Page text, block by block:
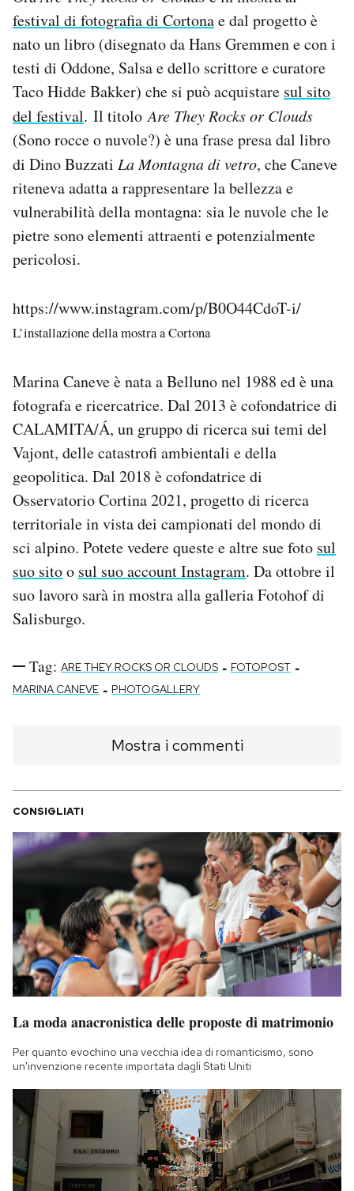
festival di fotografia di Cortonae dal progetto è
nato un libro (disegnato da Hans Gremmen e con i
testi di Oddone, Salsa e dello scrittore e curatore
Taco Hidde Bakker) che si può acquistare sul sito
del festival. Il titoloAre They Rocks or Clouds
(Sono rocce o nuvole?) è una frase presa dal libro
di Dino Buzzati La Montagna di vetro, che Caneve
riteneva adatta a rappresentare la bellezza e
vulnerabilità della montagna: sia le nuvole che le
pietre sono elementi attraenti e potenzialmente
pericolosi.
https://www.instagram.com/p/B0O44CdoT-i/
L’installazione della mostra a Cortona
Marina Caneve è nata a Belluno nel 1988 ed è una
fotografa e ricercatrice. Dal 2013 è cofondatrice di
CALAMITA/Á, un gruppo di ricerca sui temi del
Vajont, delle catastrofi ambientali e della
geopolitica. Dal 2018 è cofondatrice di
Osservatorio Cortina 2021, progetto di ricerca
territoriale in vista dei campionati del mondo di
sci alpino. Potete vedere queste e altre sue foto sul
suo sitoo sul suo account Instagram. Da ottobre il
suo lavoro sarà in mostra alla galleria Fotohof di
Salisburgo.
Tag: ARE THEY ROCKS OR CLOUDS - FOTOPOST -
MARINA CANEVE - PHOTOGALLERY
Mostra i commenti
CONSIGLIATI
La moda anacronistica delle proposte di matrimonio
Per quanto evochino una vecchia idea di romanticismo, sono
un'invenzione recente importata dagli Stati Uniti